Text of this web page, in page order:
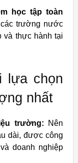
học tập toàn
trường nước
và thực hành tại
lựa chọn
nhất
trường: Nên
dài, được công
doanh nghiệp